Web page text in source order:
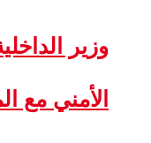
وزير
الأمني مع